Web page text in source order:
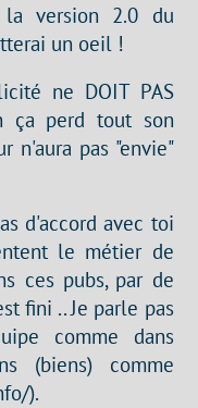
version 2.0 du
un oeil !
ne DOIT PAS
ça perd tout son
n'aura pas "envie"
d'accord avec toi
le métier de
ces pubs, par de
fini .. Je parle pas
comme dans
(biens) comme
).